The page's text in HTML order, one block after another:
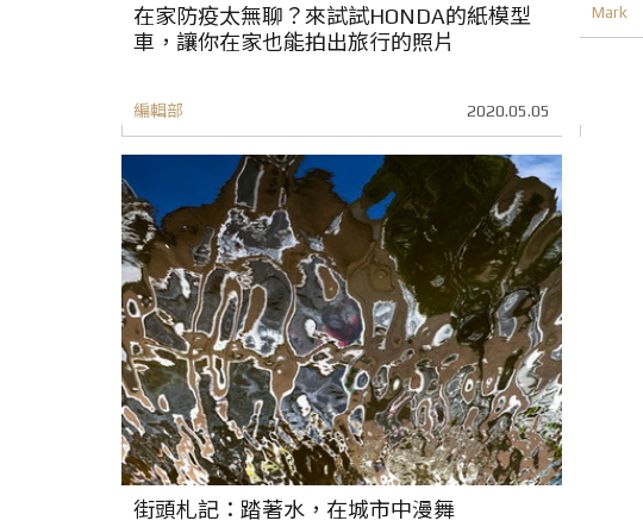
在家防疫太無聊？來試試HONDA的紙模型
車，讓你在家也能拍出旅行的照片
編輯部 2020.05.05
Mark
街頭札記：踏著水，在城市中漫舞